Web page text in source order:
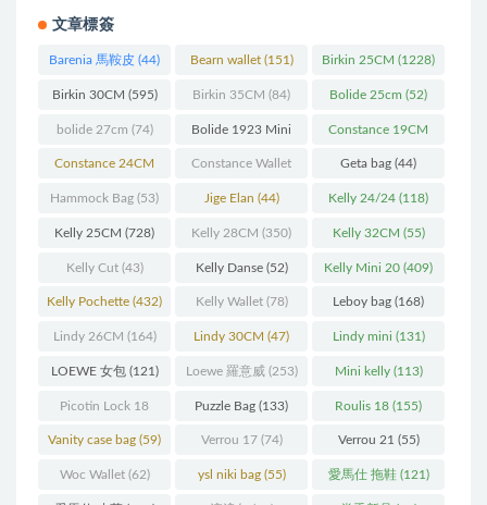
文章標簽
Barenia 馬鞍皮 (44) Bearn wallet(151) Birkin 25CM (1228)
Birkin 30CM (595) Birkin 35CM (84) Bolide 25cm (52)
bolide 27cm (74) Bolide 1923 Mini
(93)
Constance 19CM
(571)
Constance 24CM
(216)
Constance Wallet
(60)
Geta bag (44)
Hammock Bag (53) Jige Elan (44) Kelly 24/24 (118)
Kelly 25CM (728) Kelly 28CM (350) Kelly 32CM (55)
Kelly Cut(43) Kelly Danse(52) Kelly Mini 20 (409)
Kelly Pochette (432) Kelly Wallet(78) Leboy bag (168)
Lindy 26CM (164) Lindy 30CM (47) Lindy mini (131)
LOEWE 女包(121) Loewe 羅意威(253) Mini kelly(113)
Picotin Lock 18
(202)
Puzzle Bag (133) Roulis 18 (155)
Vanity case bag (59) Verrou 17(74) Verrou 21 (55)
Woc Wallet(62) ysl niki bag(55) 愛馬仕 拖鞋(121)